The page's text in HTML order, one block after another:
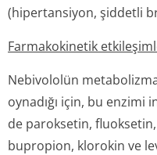
(hipertansiyon, şiddetli
Farmakokinetik
Nebivololün
oynadığı için, bu enzimi
de paroksetin,
bupropion, klorokin ve